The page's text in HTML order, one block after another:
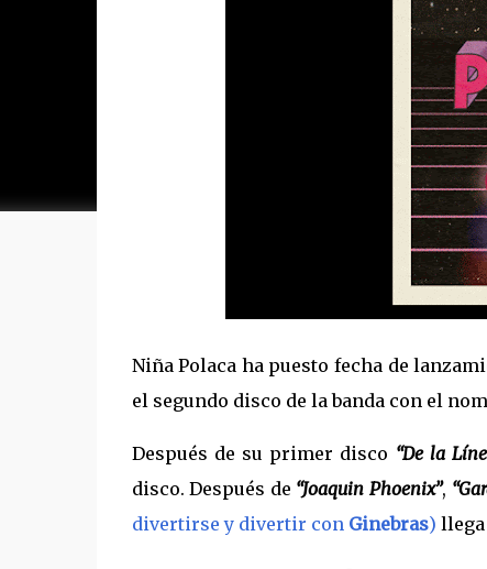
Niña Polaca ha puesto fecha de
el segundo disco de la banda con el
Después de su primer disco “De la
disco. Después de “Joaquin Phoenix”,
divertirse y divertir con Ginebras) llega